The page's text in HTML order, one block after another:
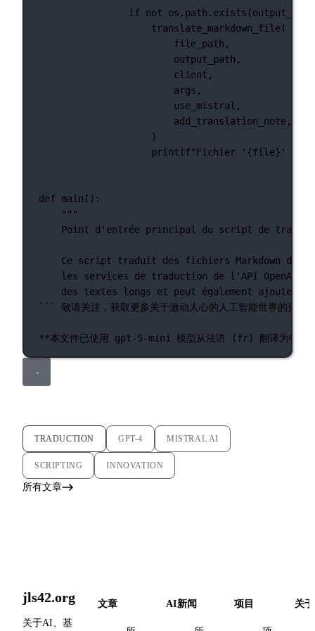
if not
translate_markdown_file(
file_path,
output_path,
client,
args,
use_mistral,
add_translation_note,
)
print (f"Fichier ' {file} '
def main ():
"""
Point d'entrée principal du script de
Ce script traduit des fichiers Markdown
les services de traduction de l'API OpenAI
des textes longs et peut également ajouter
``` 敬请关注，获取更多关于激动人心的人工智能世界的更新
**本文件已使用 gpt-5-mini 模型从法语 (fr) 翻译为中
TRADUCTION GPT-4 MISTRAL AI
SCRIPTING INNOVATION
所有文章
jls42.org
关于AI、基
文章 AI新闻 项目 关于